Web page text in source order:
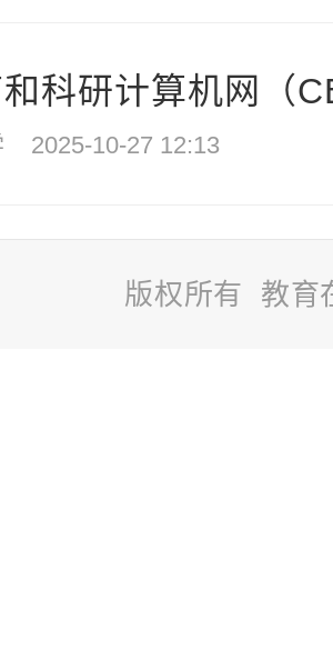
科研计算机网（
2025-10-27 12:13
版权所有 教育